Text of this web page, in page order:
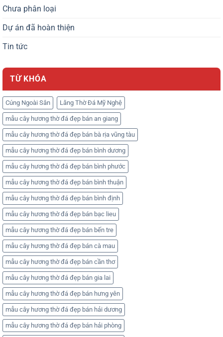
Chưa phân loại
Dự án đã hoàn thiện
Tin tức
TỪ KHÓA
Cúng Ngoài Sân Lăng Thờ Đá Mỹ Nghệ
mẫu cây hương thờ đá đẹp bán an giang
mẫu cây hương thờ đá đẹp bán bà rịa vũng tàu
mẫu cây hương thờ đá đẹp bán bình dương
mẫu cây hương thờ đá đẹp bán bình phước
mẫu cây hương thờ đá đẹp bán bình thuận
mẫu cây hương thờ đá đẹp bán bình định
mẫu cây hương thờ đá đẹp bán bạc lieu
mẫu cây hương thờ đá đẹp bán bến tre
mẫu cây hương thờ đá đẹp bán cà mau
mẫu cây hương thờ đá đẹp bán cần thơ
mẫu cây hương thờ đá đẹp bán gia lai
mẫu cây hương thờ đá đẹp bán hưng yên
mẫu cây hương thờ đá đẹp bán hải dương
mẫu cây hương thờ đá đẹp bán hải phòng